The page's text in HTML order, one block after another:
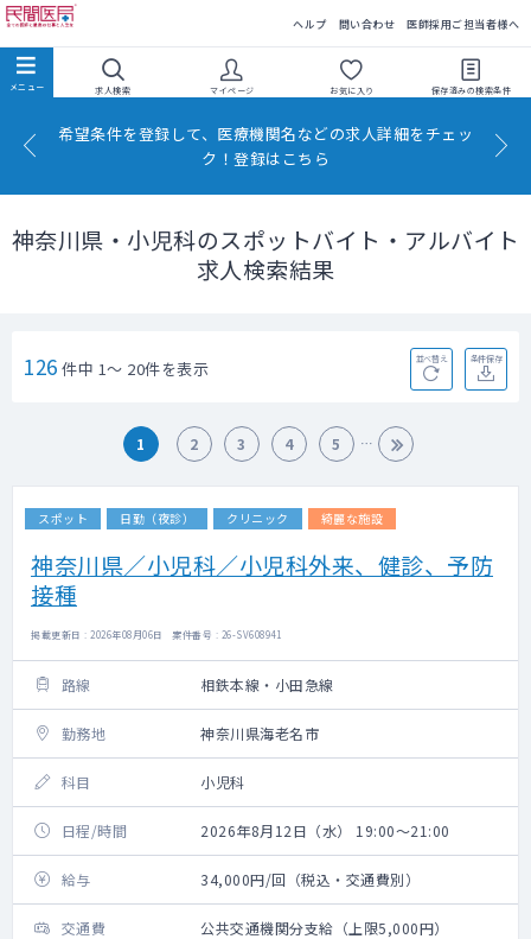
ヘルプ 問い合わせ 医師採用ご担当者様へ
求人検索 マイページ お気に入り 保存済みの検索条件
希望条件を登録して、医療機関名などの求人詳細をチェッ
ク！登録はこちら
神奈川県・小児科のスポットバイト・アルバイト
求人検索結果
126 件中 1～ 20件を表示 並べ替え 条件保存
1 2 3 4 5
スポット 日勤（夜診） クリニック 綺麗な施設
神奈川県／小児科／小児科外来、健診、予防
接種
掲載更新日 : 2026年08月06日 案件番号 : 26-SV608941
路線 相鉄本線・小田急線
勤務地 神奈川県海老名市
科目 小児科
日程/時間 2026年8月12日（水） 19:00～21:00
給与 34,000円/回（税込・交通費別）
交通費 公共交通機関分支給（上限5,000円）